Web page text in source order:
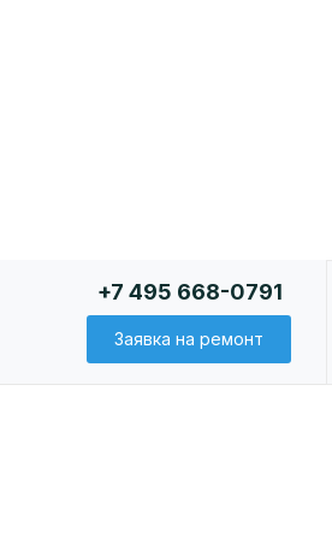
+7 495 668-0791
Заявка на ремонт